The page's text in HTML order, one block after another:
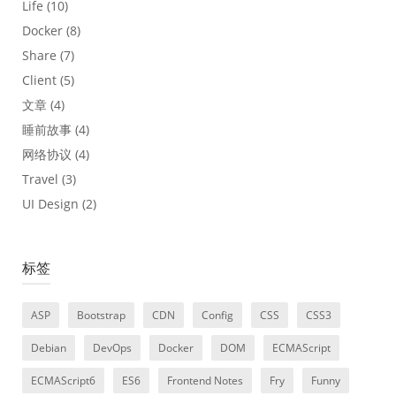
Life (10)
Docker (8)
Share (7)
Client (5)
文章 (4)
睡前故事 (4)
网络协议 (4)
Travel (3)
UI Design (2)
标签
ASP Bootstrap CDN Config CSS CSS3
Debian DevOps Docker DOM ECMAScript
ECMAScript6 ES6 Frontend Notes Fry Funny